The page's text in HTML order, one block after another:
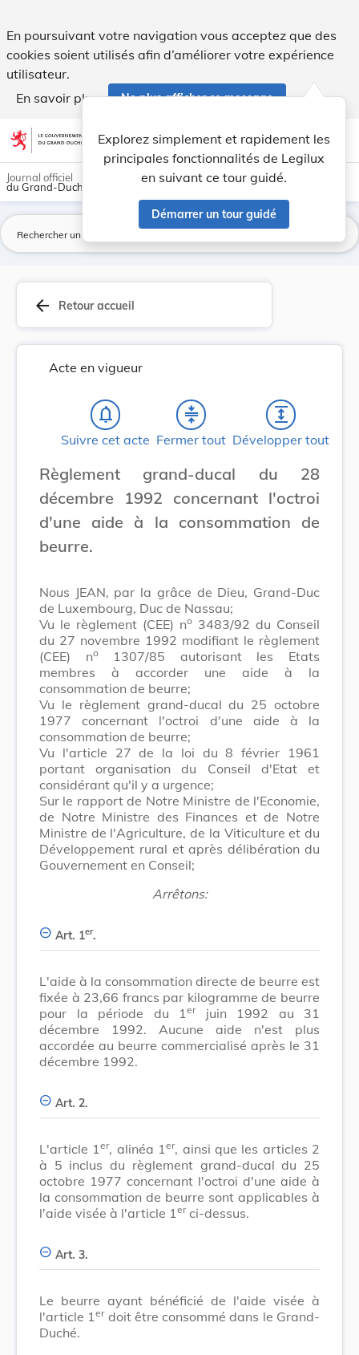
En poursuivant votre navigation vous acceptez que des
cookies soient utilisés afin d’améliorer votre expérience
utilisateur.
En savoir plus
Ne plus afficher ce message
Aller au contenu account_circle help Aide
Explorez simplement et rapidement les
principales fonctionnalités de Legilux
en suivant ce tour guidé.
Démarrer un tour guidé
light_mode dark_mode
Journal officiel
du Grand-Duché de Luxembourg
arrow_back Retour accueil
Acte en vigueur
notifications_none
Suivre cet acte
compress
Fermer tout
expand
Développer tout
Règlement grand-ducal du 28
décembre 1992 concernant l'octroi
d'une aide à la consommation de
beurre.
Nous JEAN, par la grâce de Dieu, Grand-Duc
de Luxembourg, Duc de Nassau;
Vu le règlement (CEE) no 3483/92 du Conseil
du 27 novembre 1992 modifiant le règlement
(CEE) no1307/85 autorisant les Etats
membres à accorder une aide à la
consommation de beurre;
Vu le règlement grand-ducal du 25 octobre
1977 concernant l'octroi d'une aide à la
consommation de beurre;
Vu l'article 27 de la loi du 8 février 1961
portant organisation du Conseil d'Etat et
considérant qu'il y a urgence;
Sur le rapport de Notre Ministre de l'Economie,
de Notre Ministre des Finances et de Notre
Ministre de l'Agriculture, de la Viticulture et du
Développement rural et après délibération du
Gouvernement en Conseil;
Arrêtons:
Art. 1er.
L'aide à la consommation directe de beurre est
fixée à 23,66 francs par kilogramme de beurre
pour la période du 1 erjuin 1992 au 31
décembre 1992. Aucune aide n'est plus
accordée au beurre commercialisé après le 31
décembre 1992.
Art. 2.
L'article 1er, alinéa 1er, ainsi que les articles 2
à 5 inclus du règlement grand-ducal du 25
octobre 1977 concernant l'octroi d'une aide à
la consommation de beurre sont applicables à
l'aide visée à l'article 1 erci-dessus.
Art. 3.
Le beurre ayant bénéficié de l'aide visée à
l'article 1erdoit être consommé dans le Grand-
Duché.